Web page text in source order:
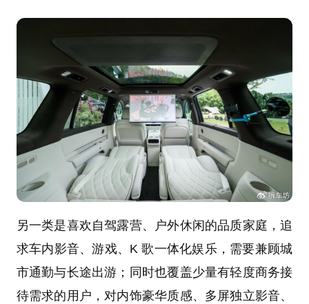
另一类是喜欢自驾露营、户外休闲的品质家庭，追
求车内影音、游戏、K 歌一体化娱乐，需要兼顾城
市通勤与长途出游；同时也覆盖少量有轻度商务接
待需求的用户，对内饰豪华质感、多屏独立影音、